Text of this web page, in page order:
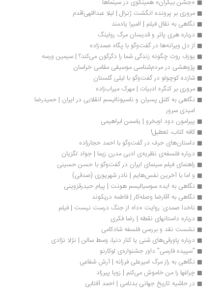
«جشن بیکران» همینگوی در سینما‌ها
مروری بر پرونده انگشت ژنرال | لیلا عبداللهی‌اقدم
نگاهی به نقال فیلم | المیرا یادمند
درباره هری پاتر و قدیسان مرگ رولینگ
از دل ویرانه‌ها در گفت‌وگو با پگاه صمدزاده
یوزف روت چگونه زندگی شما را دگرگون می‌کند؟ | سیمین ورسه
پژوهشی در مردم‌شناسی موسیقی مقامی خراسان
شازده کوچولو در گفت‌وگو با لیلی گلستان
مروری بر کنگره ادبیات | مهرک میراب‌زاده
امیدی سرور
پیرامون دود اوبخرو | یاسمن ابراهیمی
کافه کتاب، تعطیل!
داستان‌های حرف در گفت‌وگو با احمد حجارزاده
درباره فلسفه‌ی نظریه‌ی ادبی مدرن زیما | جواد لگزیان
راهنمای فیلم سینمای ایران در گفت‌وگو با حسن حسینی
و اما با آخرین نفس‌هایم | نادر شهریوری (صدقی)
نگاهی به ایده سوسیالیسم هونت | پیام حیدرقزوینی
نگاهی به آقارضا وصله‌کار | فاطمه دریکوند
ناخدا صمدی: روایت «دا» از جنگ درست نیست | فیلم
درباره داستانهای نقطه | رضا فکری
نشست نقد و بررسی فلسفه شادکامی
درباره پاورقی‌های شنی یا کنار دنیا، وسط سالن | نژلا نژادی
"سپیده فارسی" داور جشنواره‌ی لوکارنو
نگاهی به راز مرگ امیرعلی فرزانه | آرش شفاعی
چراغها را من خاموش می‌کنم | زویا پیرزاد
در حاشیه تاریخ جهانی بدنامی | احمد آفتابی